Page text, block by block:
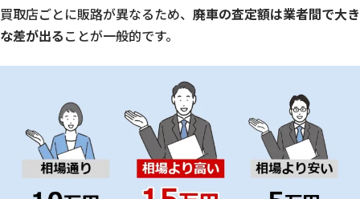
買取店ごとに販路が異なるため、 廃車の査定額は業者間で大き
な差が出ることが一般的です。